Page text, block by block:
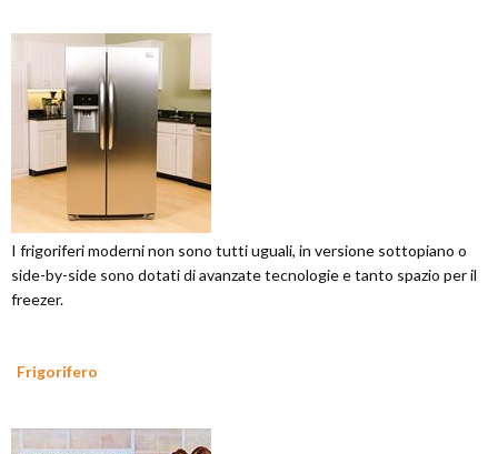
I frigoriferi moderni non sono tutti uguali, in versione sottopiano o
side-by-side sono dotati di avanzate tecnologie e tanto spazio per il
freezer.
Frigorifero